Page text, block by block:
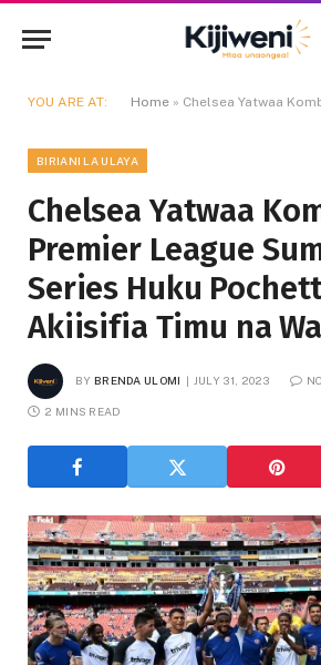
YOU ARE AT: Home » Chelsea Yatwaa Kombe la Premier League
BIRIANI LA ULAYA
Chelsea Yatwaa
Premier League
Series Huku
Akiisifia Timu na
BY BRENDA ULOMI JULY 31, 2023
2 MINS READ